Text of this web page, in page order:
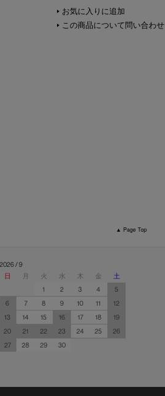
お気に入りに追加
この商品について問い合わ
▲ Page Top
2026 / 9
日
月 火 水 木 金
土
1
2 3 4
5
6
7 8 9 10 11
12
13
14 15 16 17 18
19
20
21 22 23 24 25
26
27
28 29 30